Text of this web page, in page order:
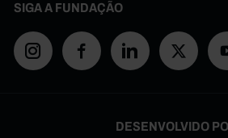
SIGA A FUNDAÇÃO
DESENVOLVIDO